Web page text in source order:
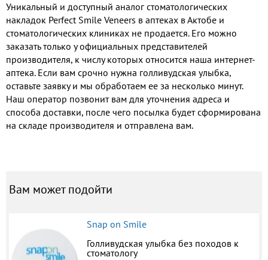
Уникальный и доступный аналог стоматологических
накладок Perfect Smile Veneers в аптеках в Актобе и
стоматологических клиниках не продается. Его можно
заказать только у официальных представителей
производителя, к числу которых относится наша интернет-
аптека. Если вам срочно нужна голливудская улыбка,
оставьте заявку и мы обработаем ее за несколько минут.
Наш оператор позвонит вам для уточнения адреса и
способа доставки, после чего посылка будет сформирована
на складе производителя и отправлена вам.
Вам может подойти
Snap on Smile
Голливудская улыбка без походов к
стоматологу